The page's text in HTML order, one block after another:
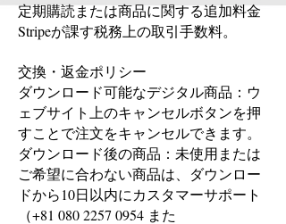
定期購読または商品に関する追加料金
Stripeが課す税務上の取引手数料。
交換・返金ポリシー
ダウンロード可能なデジタル商品：ウ
ェブサイト上のキャンセルボタンを押
すことで注文をキャンセルできます。
ダウンロード後の商品：未使用または
ご希望に合わない商品は、ダウンロー
ドから10日以内にカスタマーサポート
（+81 080 2257 0954 また